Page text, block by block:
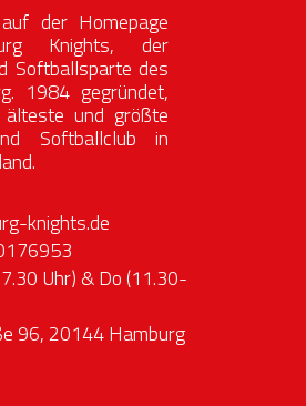
der Homepage
Knights, der
Softballsparte des
1984 gegründet,
und größte
Softballclub in
knights.de
Uhr) & Do (11.30-
96, 20144 Hamburg